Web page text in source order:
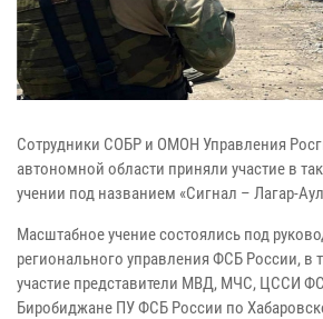
Сотрудники СОБР и ОМОН Управления
автономной области приняли участие в
учении под названием «Сигнал – Лагар-
Масштабное учение состоялись под
регионального управления ФСБ России, в
участие представители МВД, МЧС, ЦССИ
Биробиджане ПУ ФСБ России по